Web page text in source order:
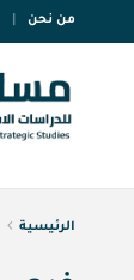
من نحن
الرئيسية